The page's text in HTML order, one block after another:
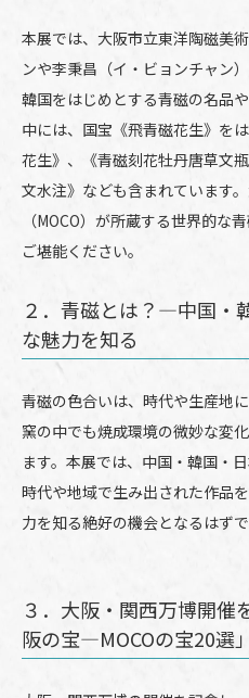
本展では、大阪市立東洋陶磁美
ンや李秉昌（イ・ビョンチャン
韓国をはじめとする青磁の名品
中には、国宝《飛青磁花生》を
花生》、《青磁刻花牡丹唐草文
文水注》なども含まれています
（MOCO）が所蔵する世界的な
ご堪能ください。
２．青磁とは？―中国・
な魅力を知る
青磁の色合いは、時代や生産地
窯の中でも焼成環境の微妙な変
ます。本展では、中国・韓国・
時代や地域で生み出された作品
力を知る絶好の機会となるはずで
３．大阪・関西万博開催
阪の宝―MOCOの宝20選